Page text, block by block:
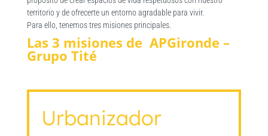
territorio y de ofrecerte un entorno agradable para vivir.
Para ello, tenemos tres misiones principales.
Las 3 misiones de APGironde –
Grupo Tité
Urbanizador